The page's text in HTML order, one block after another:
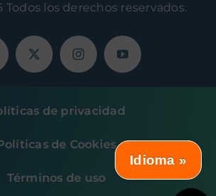
Todos los derechos reservados.
de privacidad
de Cookies
Términos de uso
Idioma »